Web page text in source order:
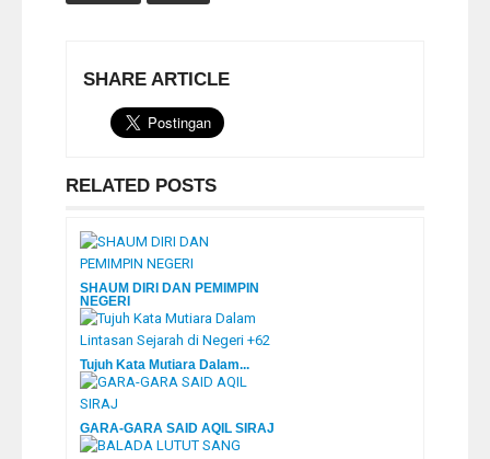
SHARE ARTICLE
RELATED POSTS
SHAUM DIRI DAN PEMIMPIN
NEGERI
Tujuh Kata Mutiara Dalam...
GARA-GARA SAID AQIL SIRAJ